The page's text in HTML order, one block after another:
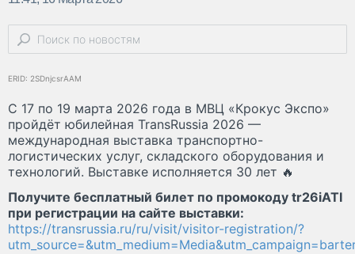
ERID: 2SDnjcsrAAM
С 17 по 19 марта 2026 года в МВЦ «Крокус Экспо»
пройдёт юбилейная TransRussia 2026 —
международная выставка транспортно-
логистических услуг, складского оборудования и
технологий. Выставке исполняется 30 лет 🔥
Получите бесплатный билет по промокоду tr26iATI
при регистрации на сайте выставки:
https://transrussia.ru/ru/visit/visitor-registration/?